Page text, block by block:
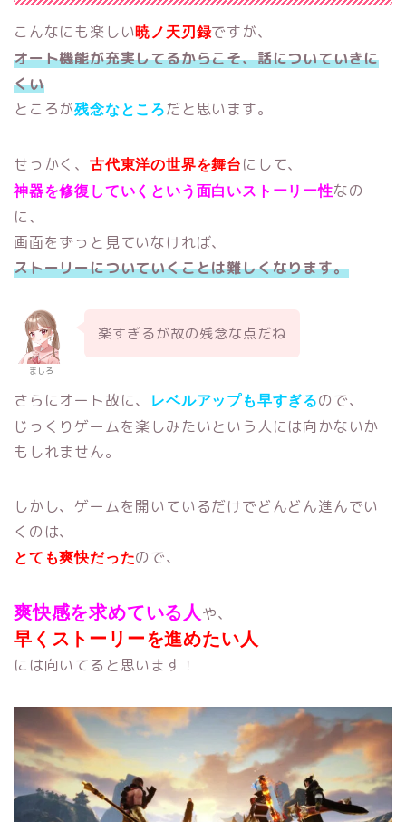
こんなにも楽しい暁ノ天刃録ですが、
オート機能が充実してるからこそ、話についていきに
くい
ところが残念なところだと思います。
せっかく、 古代東洋の世界を舞台 にして、
神器を修復していくという面白いストーリー性なの
に、
画面をずっと見ていなければ、
ストーリーについていくことは難しくなります。
ましろ
楽すぎるが故の残念な点だね
さらにオート故に、 レベルアップも早すぎるので、
じっくりゲームを楽しみたいという人には向かないか
もしれません。
しかし、ゲームを開いているだけでどんどん進んでい
くのは、
とても爽快だったので、
爽快感を求めている人や、
早くストーリーを進めたい人
には向いてると思います！